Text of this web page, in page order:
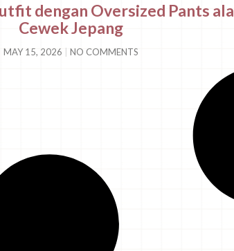
dengan Oversized Pants ala
Cewek Jepang
MAY 15, 2026 NO COMMENTS